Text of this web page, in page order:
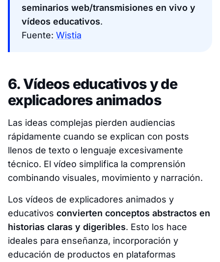
seminarios web/transmisiones en vivo y
vídeos educativos.
Fuente: Wistia
6. Vídeos educativos y de
explicadores animados
Las ideas complejas pierden audiencias
rápidamente cuando se explican con posts
llenos de texto o lenguaje excesivamente
técnico. El vídeo simplifica la comprensión
combinando visuales, movimiento y narración.
Los vídeos de explicadores animados y
educativos convierten conceptos abstractos en
historias claras y digeribles. Esto los hace
ideales para enseñanza, incorporación y
educación de productos en plataformas